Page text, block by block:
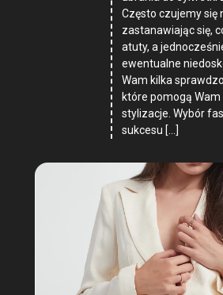
Często czujemy się
zastanawiając się,
atuty, a
ewentualne
Wam kilka
które pomogą
stylizacje. Wybór
sukcesu […]